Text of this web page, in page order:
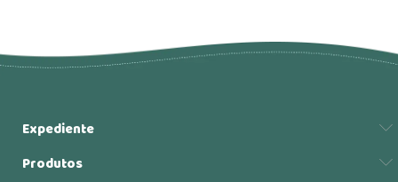
Expediente
Produtos